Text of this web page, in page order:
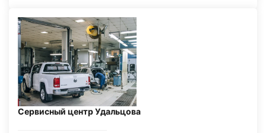
Сервисный центр Удальцова